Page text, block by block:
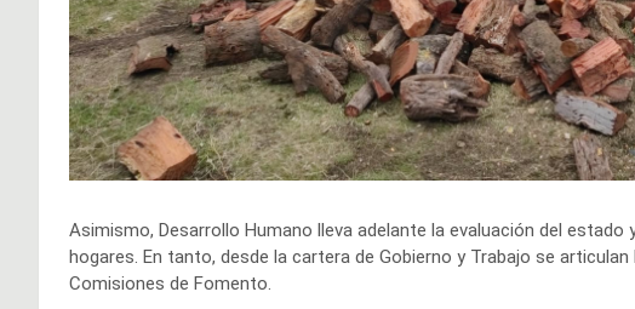
Asimismo, Desarrollo Humano lleva adelante la evaluación del
hogares. En tanto, desde la cartera de Gobierno y Trabajo se
Comisiones de Fomento.